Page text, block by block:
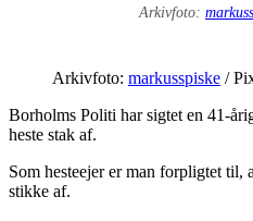
Arkivfoto:
Arkivfoto: markusspiske /
Borholms Politi har sigtet en 41-
heste stak af.
Som hesteejer er man forpligtet til,
stikke af.